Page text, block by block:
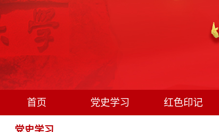
首页 党史学习 红色印记